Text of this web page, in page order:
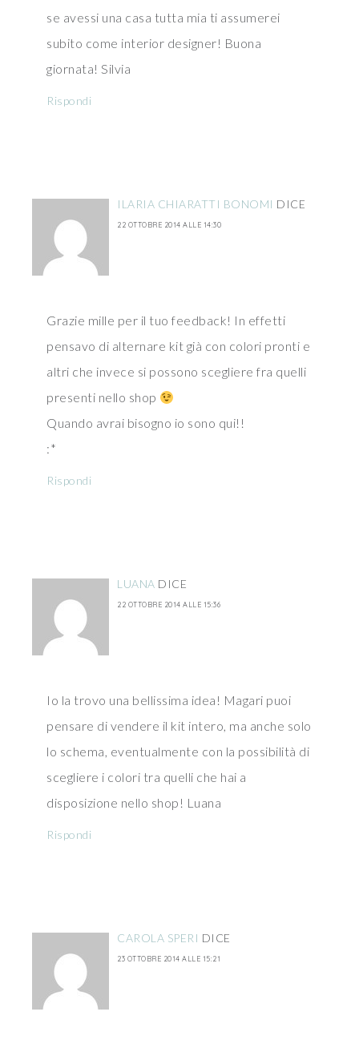
se avessi una casa tutta mia ti assumerei
subito come interior designer! Buona
giornata! Silvia
Rispondi
ILARIA CHIARATTI BONOMI DICE
22 OTTOBRE 2014 ALLE 14:30
Grazie mille per il tuo feedback! In effetti
pensavo di alternare kit già con colori pronti e
altri che invece si possono scegliere fra quelli
presenti nello shop
Quando avrai bisogno io sono qui!!
:*
Rispondi
LUANA DICE
22 OTTOBRE 2014 ALLE 15:36
Io la trovo una bellissima idea! Magari puoi
pensare di vendere il kit intero, ma anche solo
lo schema, eventualmente con la possibilità di
scegliere i colori tra quelli che hai a
disposizione nello shop! Luana
Rispondi
CAROLA SPERI DICE
23 OTTOBRE 2014 ALLE 15:21